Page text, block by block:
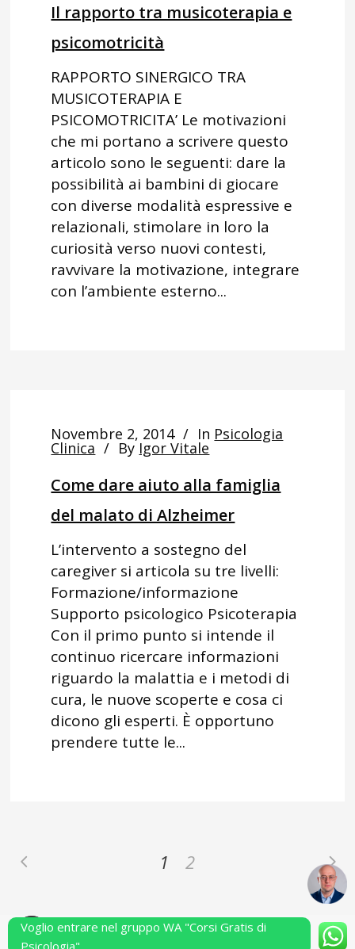
Il rapporto tra musicoterapia e
psicomotricità
RAPPORTO SINERGICO TRA
MUSICOTERAPIA E
PSICOMOTRICITA’ Le motivazioni
che mi portano a scrivere questo
articolo sono le seguenti: dare la
possibilità ai bambini di giocare
con diverse modalità espressive e
relazionali, stimolare in loro la
curiosità verso nuovi contesti,
ravvivare la motivazione, integrare
con l’ambiente esterno...
Novembre 2, 2014 In Psicologia
Clinica By Igor Vitale
Come dare aiuto alla famiglia
del malato di Alzheimer
L’intervento a sostegno del
caregiver si articola su tre livelli:
Formazione/informazione
Supporto psicologico Psicoterapia
Con il primo punto si intende il
continuo ricercare informazioni
riguardo la malattia e i metodi di
cura, le nuove scoperte e cosa ci
dicono gli esperti. È opportuno
prendere tutte le...
1 2
Powered by Performarsi S.a.s.
Voglio entrare nel gruppo WA "Corsi Gratis di
Psicologia"